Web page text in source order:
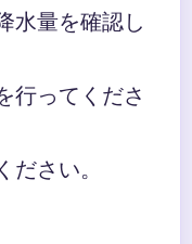
水量を確認し
行ってくださ
ださい。